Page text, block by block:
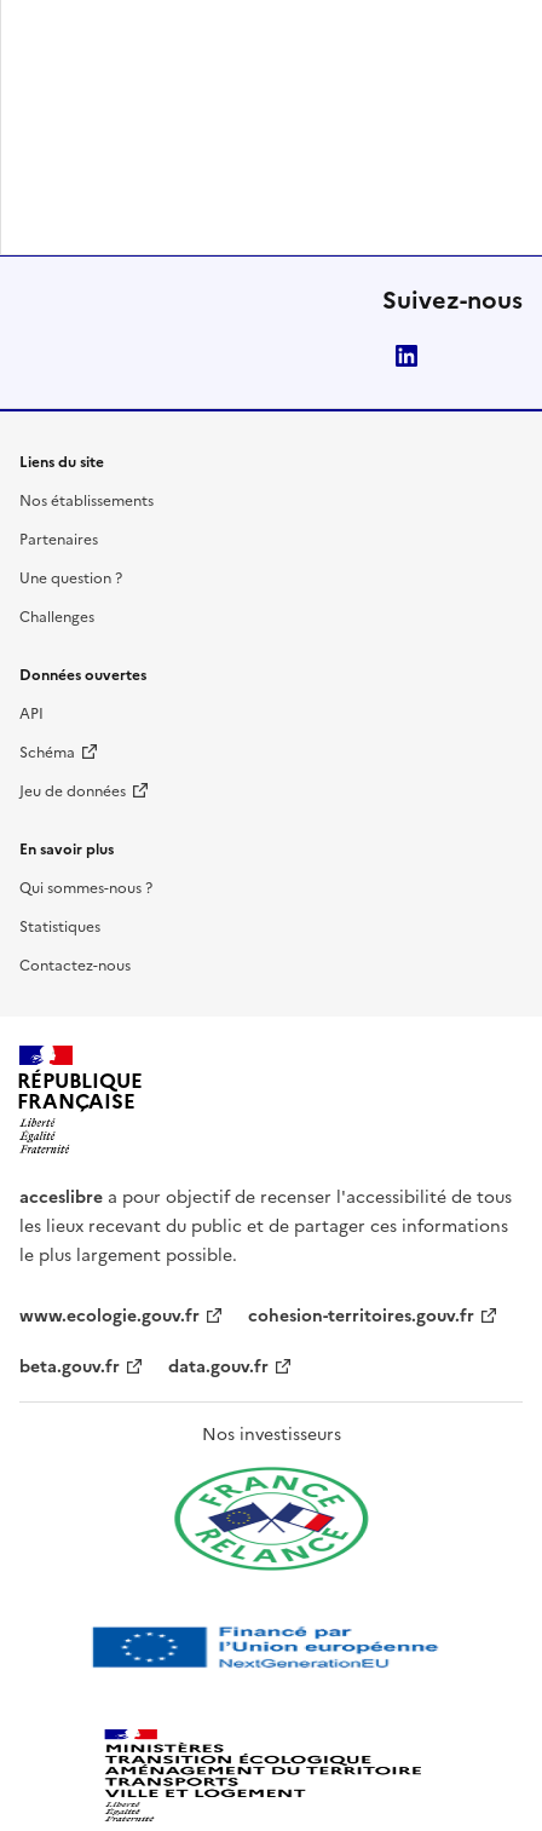
Suivez-nous
Liens du site
Nos établissements
Partenaires
Une question ?
Challenges
Données ouvertes
API
Schéma
Jeu de données
En savoir plus
Qui sommes-nous ?
Statistiques
Contactez-nous
RÉPUBLIQUE
FRANÇAISE
acceslibre a pour objectif de recenser l'accessibilité de tous
les lieux recevant du public et de partager ces informations
le plus largement possible.
www.ecologie.gouv.fr
cohesion-territoires.gouv.fr
beta.gouv.fr
data.gouv.fr
Nos investisseurs